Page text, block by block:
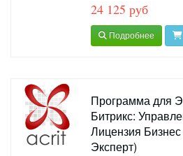
24 125 руб
Подробнее
Программа для
Битрикс:
Лицензия
Эксперт)